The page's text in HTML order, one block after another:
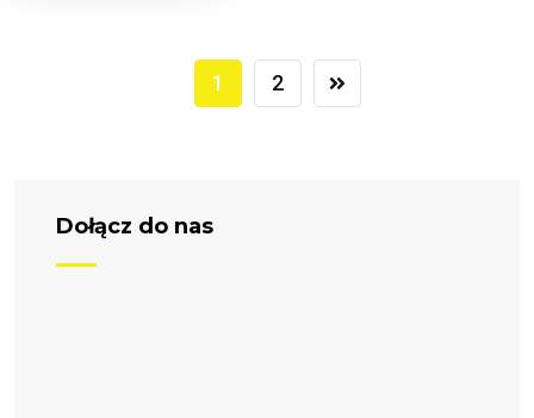
1 2
Dołącz do nas